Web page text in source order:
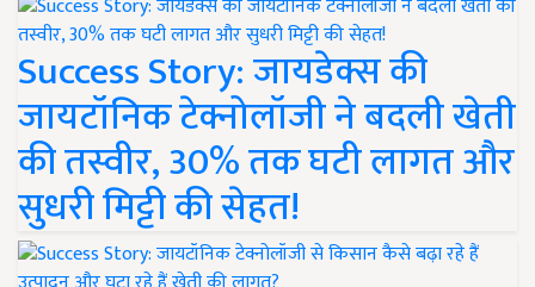
Success Story: जायडेक्स की
जायटॉनिक टेक्नोलॉजी ने बदली खेती
की तस्वीर, 30% तक घटी लागत और
सुधरी मिट्टी की सेहत!